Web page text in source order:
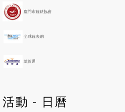
廈門市鐘錶協會
全球鐘表網
華貿通
活動 - 日曆
h